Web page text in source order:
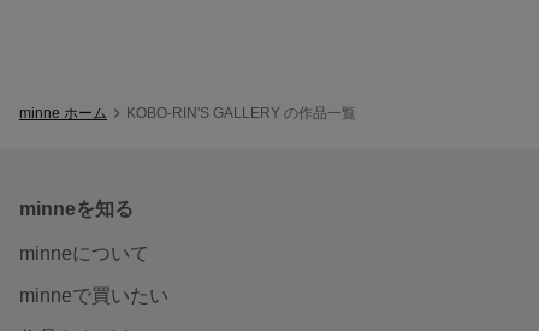
minne ホーム KOBO-RIN'S GALLERY の作品一覧
minneを知る
minneについて
minneで買いたい